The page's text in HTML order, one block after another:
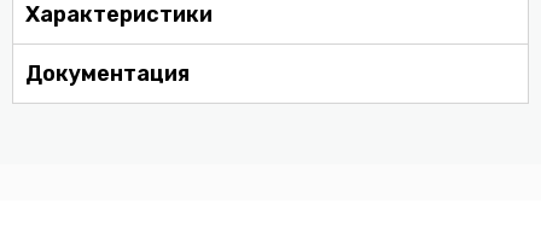
Характеристики
Документация